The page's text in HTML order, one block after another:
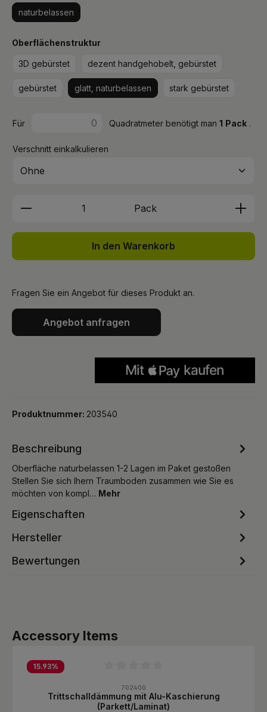
naturbelassen
Oberflächenstrukturauswählen
3D gebürstet dezent handgehobelt, gebürstet
gebürstet glatt, naturbelassen stark gebürstet
Für Quadratmeter benötigt man 1 Pack.
Verschnitt einkalkulieren
Produkt Anzahl: Gib den
Pack
In den Warenkorb
Fragen Sie ein Angebot für dieses Produkt an.
Angebot anfragen
Produktnummer: 203540
Beschreibung
Oberfläche naturbelassen 1-2 Lagen im Paket gestoßen
Stellen Sie sich Ihern Traumboden zusammen wie Sie es
möchten von kompl… Mehr
Eigenschaften
Hersteller
Bewertungen
Produktgalerie überspringen
Accessory Items
15.93%
702400
Trittschalldämmung mit Alu-Kaschierung
(Parkett/Laminat)